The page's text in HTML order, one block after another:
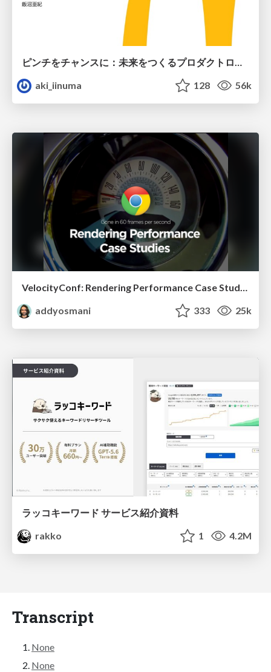
aki_iinuma
128 56k
VelocityConf: Rendering Performance Case Studies
addyosmani
333 25k
ラッコキーワード サービス紹介資料
rakko
1 4.2M
Transcript
None
None